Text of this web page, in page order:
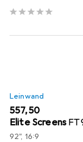
Leinwand
EUR
557,50
Elite Screens
92", 16:9